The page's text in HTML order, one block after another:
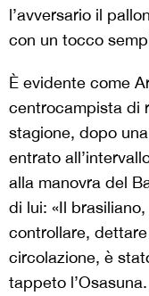
l’avversario il
con un tocco
È evidente come
centrocampista di
stagione, dopo
entrato
alla manovra del
di lui: «Il
controllare,
circolazione, è
tappeto